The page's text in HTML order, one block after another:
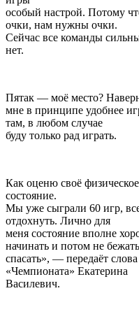
особый настрой. Потому
очки, нам нужны очки.
Сейчас все команды
нет.
Пятак — моё место?
мне в принципе удобнее
там, в любом случае
буду только рад играть.
Как оценю своё
состояние.
Мы уже сыграли 60 игр,
отдохнуть. Лично для
меня состояние вполне
начинать и потом не бежать
спасать», — передаёт
«Чемпионата» Екатерина
Василевич.